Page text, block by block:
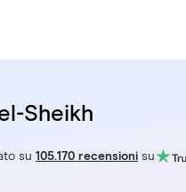
Sheikh
su 105.170 recensioni su